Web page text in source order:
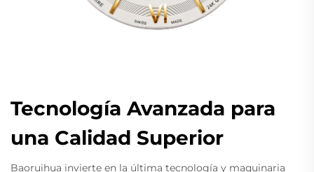
Tecnología Avanzada para
una Calidad Superior
Baoruihua invierte en la última tecnología y maquinaria